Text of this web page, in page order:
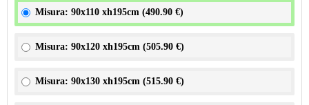
Misura: 90x110 xh195cm (490.90 €)
Misura: 90x120 xh195cm (505.90 €)
Misura: 90x130 xh195cm (515.90 €)